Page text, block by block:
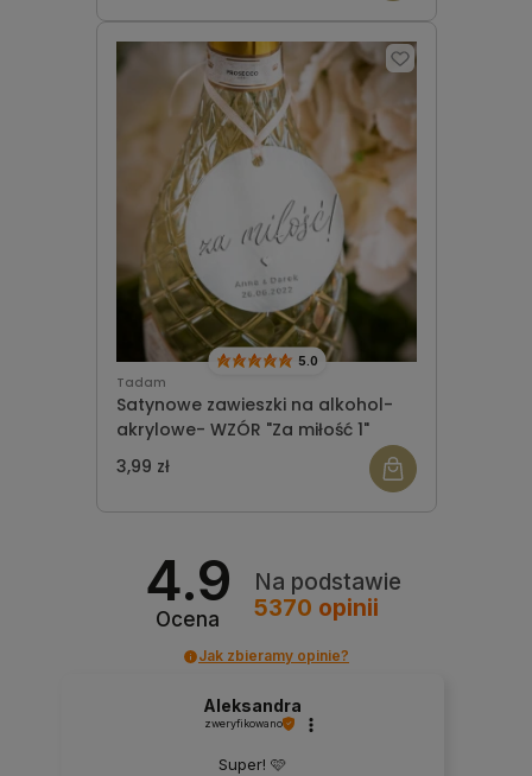
Tadam
Satynowe zawieszki na alkohol-
akrylowe- WZÓR "Za miłość 1"
5.0
3,99 zł
4.9
Ocena
Na podstawie
5370 opinii
Jak zbieramy opinie?
Aleksandra
zweryfikowano
Super! 🩷